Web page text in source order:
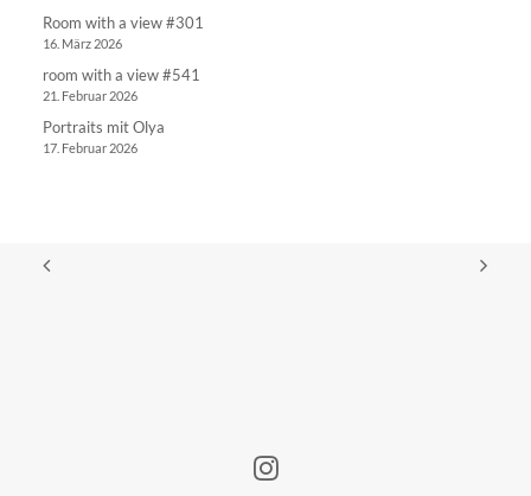
Room with a view #301
16. März 2026
room with a view #541
21. Februar 2026
Portraits mit Olya
17. Februar 2026